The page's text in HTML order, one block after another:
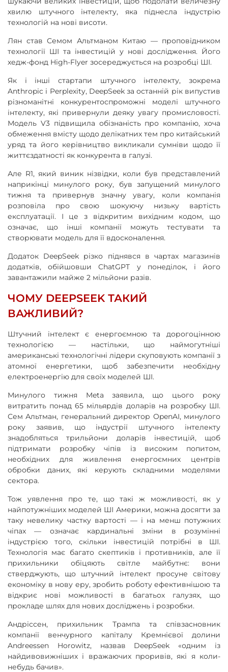
хвилю штучного інтелекту, яка піднесла індустрію
технологій на нові висоти.
Лян став Семом Альтманом Китаю — проповідником
технології ШІ та інвестицій у нові дослідження. Його
хедж-фонд High-Flyer зосереджується на розробці ШІ.
Як і інші стартапи штучного інтелекту, зокрема
Anthropic і Perplexity, DeepSeek за останній рік випустив
різноманітні конкурентоспроможні моделі штучного
інтелекту, які привернули деяку увагу промисловості.
Модель V3 підвищила обізнаність про компанію, хоча
обмеження вмісту щодо делікатних тем про китайський
уряд та його керівництво викликали сумніви щодо її
життєздатності як конкурента в галузі.
Але R1, який виник нізвідки, коли був представлений
наприкінці минулого року, був запущений минулого
тижня та привернув значну увагу, коли компанія
розповіла про свою шокуючу низьку вартість
експлуатації. І це з відкритим вихідним кодом, що
означає, що інші компанії можуть тестувати та
створювати модель для її вдосконалення.
Додаток DeepSeek різко піднявся в чартах магазинів
додатків, обійшовши ChatGPT у понеділок, і його
завантажили майже 2 мільйони разів.
ЧОМУ DEEPSEEK ТАКИЙ
ВАЖЛИВИЙ?
Штучний інтелект є енергоємною та дорогоцінною
технологією — настільки, що наймогутніші
американські технологічні лідери скуповують компанії з
атомної енергетики, щоб забезпечити необхідну
електроенергію для своїх моделей ШІ.
Минулого тижня Meta заявила, що цього року
витратить понад 65 мільярдів доларів на розробку ШІ.
Сем Альтман, генеральний директор OpenAI, минулого
року заявив, що індустрії штучного інтелекту
знадобляться трильйони доларів інвестицій, щоб
підтримати розробку чіпів із високим попитом,
необхідних для живлення енергоємних центрів
обробки даних, які керують складними моделями
сектора.
Тож уявлення про те, що такі ж можливості, як у
найпотужніших моделей ШІ Америки, можна досягти за
таку невелику частку вартості — і на менш потужних
чіпах — означає кардинальні зміни в розумінні
індустрією того, скільки інвестицій потрібні в ШІ.
Технологія має багато скептиків і противників, але її
прихильники обіцяють світле майбутнє: вони
стверджують, що штучний інтелект просуне світову
економіку в нову еру, зробить роботу ефективнішою та
відкриє нові можливості в багатьох галузях, що
прокладе шлях для нових досліджень і розробки.
Андріссен, прихильник Трампа та співзасновник
компанії венчурного капіталу Кремнієвої долини
Andreessen Horowitz, назвав DeepSeek «одним із
найдивовижніших і вражаючих проривів, які я коли-
небудь бачив».